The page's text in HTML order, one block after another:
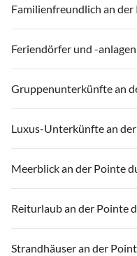
Familienfreundlich an der
Feriendörfer und -
Gruppenunterkünfte an
Luxus-Unterkünfte an
Meerblick an der Pointe
Reiturlaub an der Pointe
Strandhäuser an der